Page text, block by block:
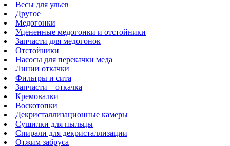
Весы для ульев
Другое
Медогонки
Уцененные медогонки и отстойники
Запчасти для медогонок
Отстойники
Насосы для перекачки меда
Линии откачки
Фильтры и сита
Запчасти – откачка
Кремовалки
Воскотопки
Декристаллизационные камеры
Сушилки для пыльцы
Спирали для декристаллизации
Отжим забруса